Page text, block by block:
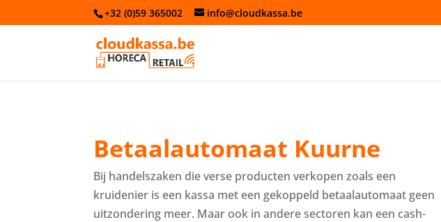
+32 (0)59 365002 info@cloudkassa.be
Betaalautomaat Kuurne
Bij handelszaken die verse producten verkopen zoals een
kruidenier is een kassa met een gekoppeld betaalautomaat geen
uitzondering meer. Maar ook in andere sectoren kan een cash-